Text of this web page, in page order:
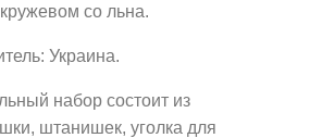
со льна.
Украина.
набор состоит из
штанишек, уголка для